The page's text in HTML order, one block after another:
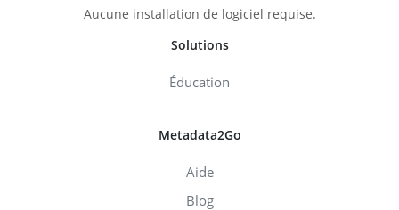
Aucune installation de logiciel requise.
Solutions
Éducation
Metadata2Go
Aide
Blog